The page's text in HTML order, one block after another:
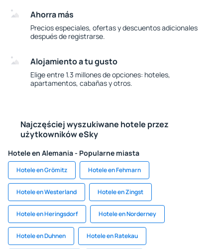
Ahorra más
Precios especiales, ofertas y descuentos adicionales
después de registrarse.
Alojamiento a tu gusto
Elige entre 1.3 millones de opciones: hoteles,
apartamentos, cabañas y otros.
Najczęściej wyszukiwane hotele przez
użytkowników eSky
Hotele en Alemania - Popularne miasta
Hotele en Grömitz Hotele en Fehmarn
Hotele en Westerland Hotele en Zingst
Hotele en Heringsdorf Hotele en Norderney
Hotele en Duhnen Hotele en Ratekau